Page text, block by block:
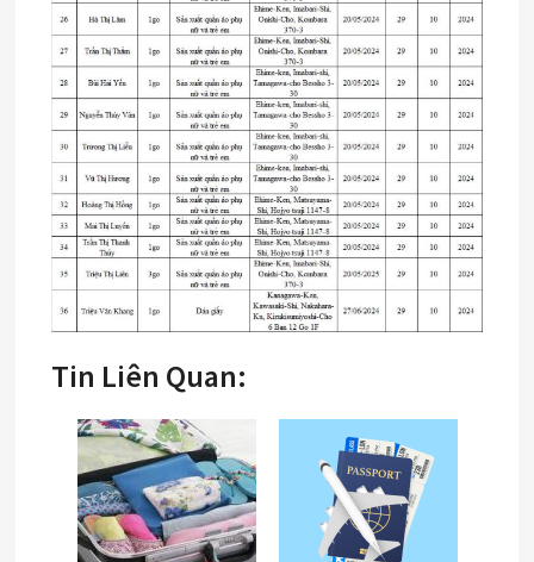
Tin Liên Quan: